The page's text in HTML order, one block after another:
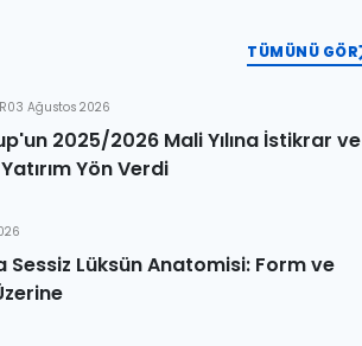
TÜMÜNÜ GÖR
03 Ağustos 2026
2025/2026 Mali Yılına İstikrar ve
Yön Verdi
Sessiz Lüksün Anatomisi: Form ve